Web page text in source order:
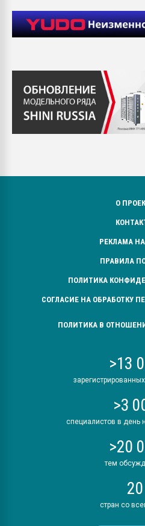
О
РЕКЛАМА
ПРАВИЛА
ПОЛИТИКА
СОГЛАСИЕ НА ОБРАБОТКУ
ПОЛИТИКА В
>13
>3
специалистов в день
>20
тем
20
стран со